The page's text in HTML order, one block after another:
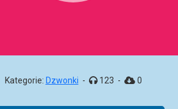
Kategorie: Dzwonki - 123 - 0